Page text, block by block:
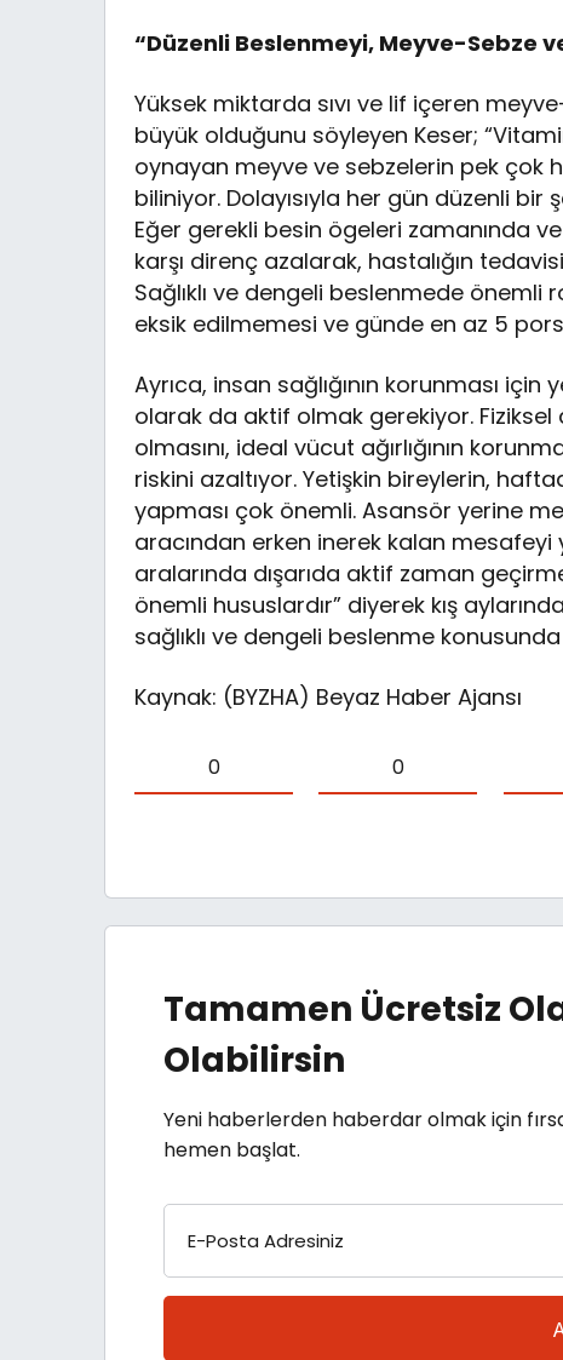
“Düzenli Beslenmeyi, Meyve-Sebze
Yüksek miktarda sıvı ve lif içeren
büyük olduğunu söyleyen Keser;
oynayan meyve ve sebzelerin pek çok
biliniyor. Dolayısıyla her gün düzenli
Eğer gerekli besin ögeleri zamanında
karşı direnç azalarak, hastalığın
Sağlıklı ve dengeli beslenmede
eksik edilmemesi ve günde en az 5
Ayrıca, insan sağlığının korunması
olarak da aktif olmak gerekiyor.
olmasını, ideal vücut ağırlığının
riskini azaltıyor. Yetişkin bireylerin,
yapması çok önemli. Asansör yerine
aracından erken inerek kalan
aralarında dışarıda aktif zaman
önemli hususlardır” diyerek kış
sağlıklı ve dengeli beslenme
Kaynak: (BYZHA) Beyaz Haber Ajansı
0 0
Tamamen Ücretsiz
Olabilirsin
Yeni haberlerden haberdar olmak için
hemen başlat.
E-Posta Adresiniz